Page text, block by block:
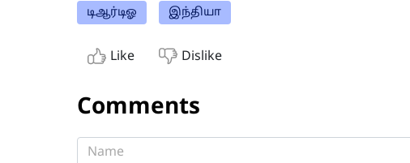
டிஆர்டிஓ இந்தியா
Like Dislike
Comments